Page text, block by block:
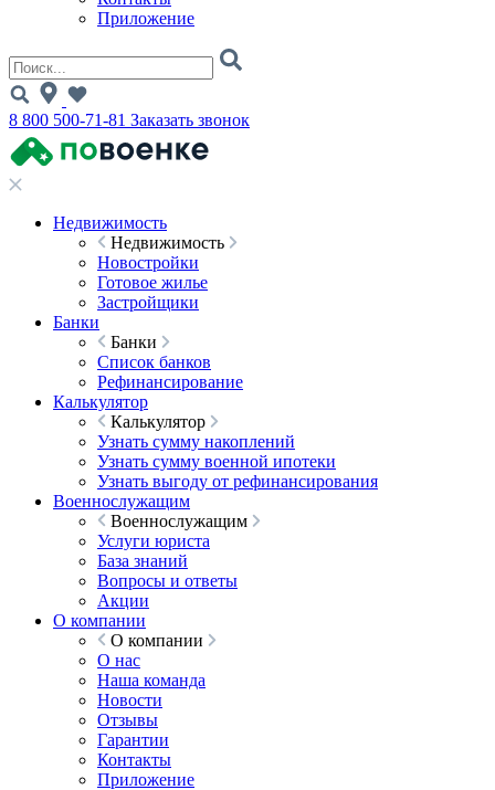
Приложение
8 800 500-71-81 Заказать звонок
Недвижимость
Недвижимость
Новостройки
Готовое жилье
Застройщики
Банки
Банки
Список банков
Рефинансирование
Калькулятор
Калькулятор
Узнать сумму накоплений
Узнать сумму военной ипотеки
Узнать выгоду от рефинансирования
Военнослужащим
Военнослужащим
Услуги юриста
База знаний
Вопросы и ответы
Акции
О компании
О компании
О нас
Наша команда
Новости
Отзывы
Гарантии
Контакты
Приложение